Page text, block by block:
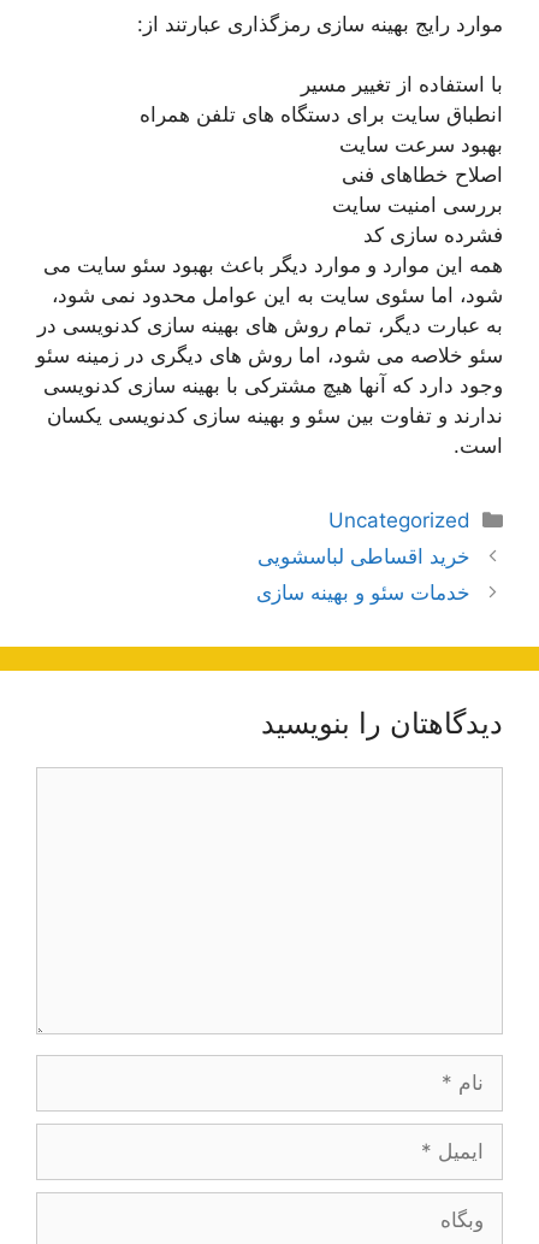
موارد رایج بهینه سازی رمزگذاری عبارتند از:
با استفاده از تغییر مسیر
انطباق سایت برای دستگاه های تلفن همراه
بهبود سرعت سایت
اصلاح خطاهای فنی
بررسی امنیت سایت
فشرده سازی کد
همه این موارد و موارد دیگر باعث بهبود سئو سایت می
شود، اما سئوی سایت به این عوامل محدود نمی شود،
به عبارت دیگر، تمام روش های بهینه سازی کدنویسی در
سئو خلاصه می شود، اما روش های دیگری در زمینه سئو
وجود دارد که آنها هیچ مشترکی با بهینه سازی کدنویسی
ندارند و تفاوت بین سئو و بهینه سازی کدنویسی یکسان
است.
دسته‌ها
Uncategorized
ناوبری
نوشته‌ها
خرید اقساطی لباسشویی
خدمات سئو و بهینه سازی
دیدگاهتان را بنویسید
ایمیل
وبگاه